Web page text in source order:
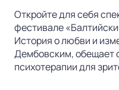
Откройте для себя
фестивале
История о любви и
Дембовским, обещает
психотерапии для